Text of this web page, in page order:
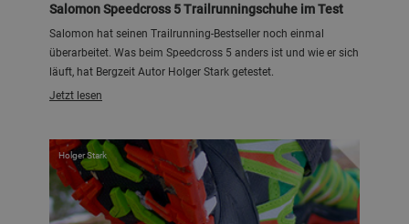
Salomon Speedcross 5 Trailrunningschuhe im Test
Salomon hat seinen Trailrunning-Bestseller noch einmal
überarbeitet. Was beim Speedcross 5 anders ist und wie er sich
läuft, hat Bergzeit Autor Holger Stark getestet.
Jetzt lesen
Holger Stark